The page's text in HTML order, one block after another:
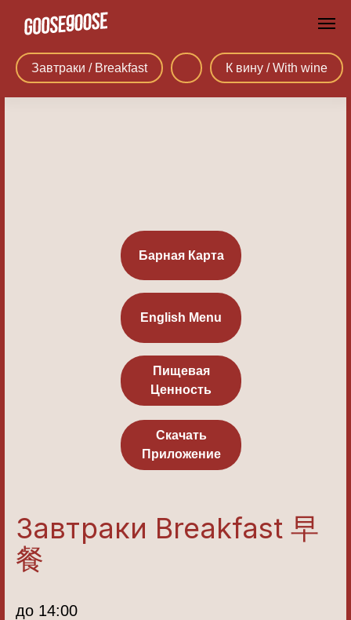
Завтраки / Breakfast К вину / With wine
Пищевая
Ценность
Скачать
Приложение
Барная Карта
English Menu
Завтраки Breakfast 早
餐
до 14:00